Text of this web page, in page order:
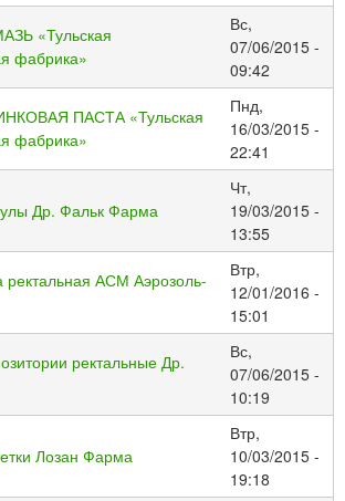
«Тульская
фабрика»
Вс,
07/06/2015 -
09:42
ПАСТА «Тульская
фабрика»
Пнд,
16/03/2015 -
22:41
Др. Фальк Фарма
Чт,
19/03/2015 -
13:55
АСМ Аэрозоль-
Втр,
12/01/2016 -
15:01
ректальные Др.
Вс,
07/06/2015 -
10:19
Лозан Фарма
Втр,
10/03/2015 -
19:18